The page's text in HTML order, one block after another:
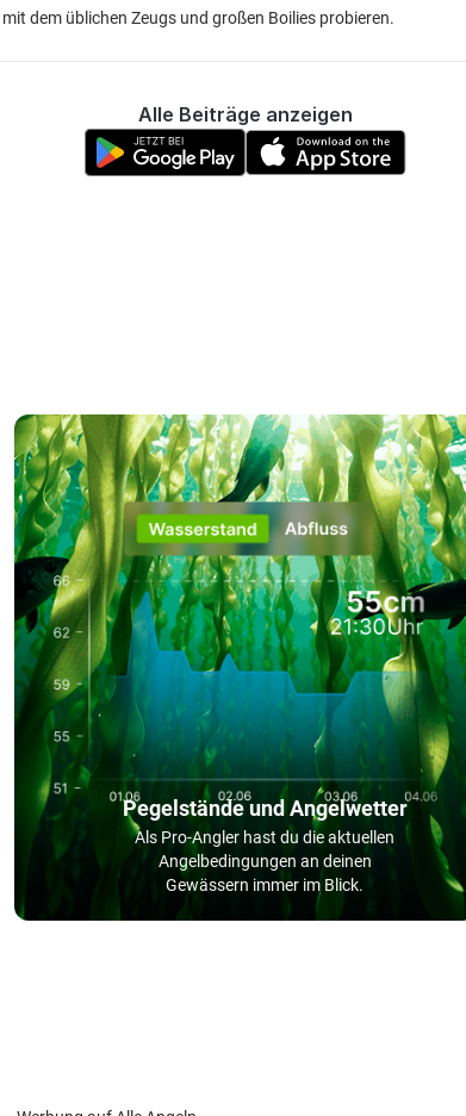
dem üblichen Zeugs und großen Boilies probieren.
Alle Beiträge anzeigen
Pegelstände und Angelwetter
Als Pro-Angler hast du die aktuellen
Angelbedingungen an deinen
Gewässern immer im Blick.